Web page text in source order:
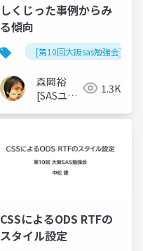
しくじった事例からみ
る傾向
[第10回大阪sas勉強会]
森岡裕
[SASユー
1.3K
CSSによるODS RTFの
スタイル設定